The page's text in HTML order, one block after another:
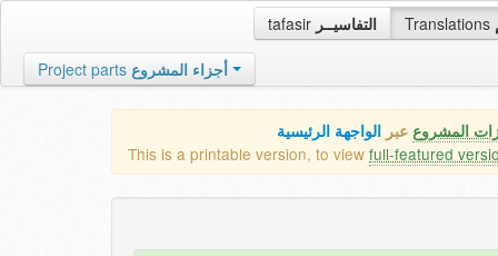
tafasir التفاسيــر Translations
Project parts أجزاء المشروع
المشروع عبر الواجهة الرئيسية
This is a printable version, to view full-featured